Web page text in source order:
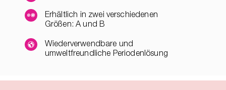
Erhältlich in zwei verschiedenen
Größen: A und B
Wiederverwendbare und
umweltfreundliche Periodenlösung